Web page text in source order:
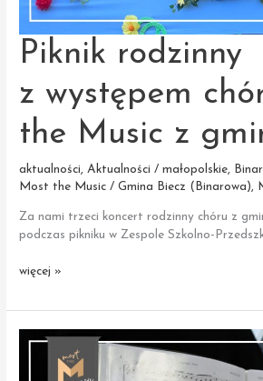
Piknik rodzinny
z występem
the Music z
aktualności,Aktualności / małopolskie,
Most the Music / Gmina Biecz (Binarowa),
Za nami trzeci koncert rodzinny chóru z
podczas pikniku w Zespole Szkolno-
Piknik
Most
więcej »